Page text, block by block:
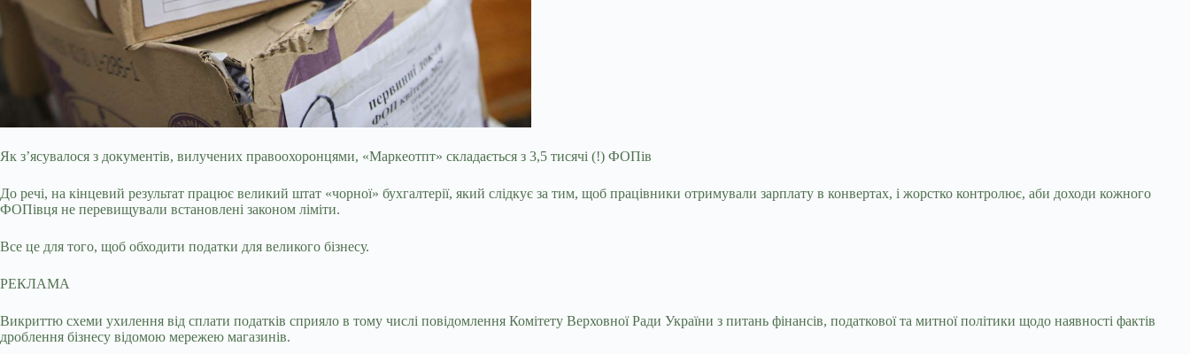
Як з’ясувалося з документів, вилучених правоохоронцями, «Маркеотпт» складається з 3,5 тисячі (!) ФОПів
До речі, на кінцевий результат працює великий штат «чорної» бухгалтерії, який слідкує за тим, щоб працівники отримували зарплату в конвертах, і жорстко контролює, аби доходи кожного
ФОПівця не перевищували встановлені законом ліміти.
Все це для того, щоб обходити податки для великого бізнесу.
РЕКЛАМА
Викриттю схеми ухилення від сплати податків сприяло в тому числі повідомлення Комітету Верховної Ради України з питань фінансів, податкової та митної політики щодо наявності фактів
дроблення бізнесу відомою мережею магазинів.